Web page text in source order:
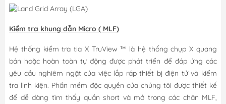
Kiểm tra khung dẫn Micro ( MLF)
Hệ thống kiểm tra tia X TruView ™ là hệ thống chụp X quang
bán hoặc hoàn toàn tự động được phát triển để đáp ứng các
yêu cầu nghiêm ngặt của việc lắp ráp thiết bị điện tử và kiểm
tra linh kiện. Phần mềm độc quyền của chúng tôi được thiết kế
để dễ dàng tìm thấy quần short và mở trong các chân MLF,